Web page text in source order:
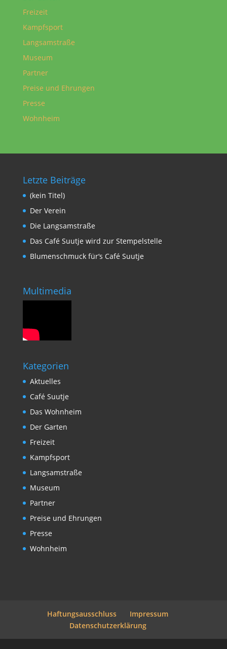
Freizeit
Kampfsport
Langsamstraße
Museum
Partner
Preise und Ehrungen
Presse
Wohnheim
Letzte Beiträge
(kein Titel)
Der Verein
Die Langsamstraße
Das Café Suutje wird zur Stempelstelle
Blumenschmuck für‘s Café Suutje
Multimedia
Kategorien
Aktuelles
Café Suutje
Das Wohnheim
Der Garten
Freizeit
Kampfsport
Langsamstraße
Museum
Partner
Preise und Ehrungen
Presse
Wohnheim
Haftungsausschluss
Impressum
Datenschutzerklärung